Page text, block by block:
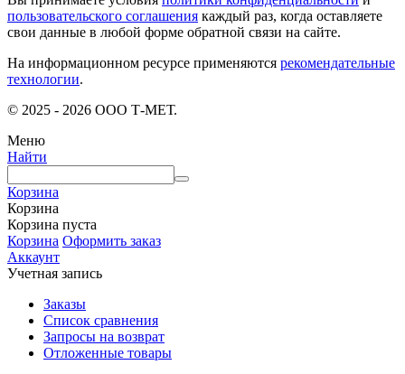
пользовательского соглашения каждый раз, когда оставляете
свои данные в любой форме обратной связи на сайте.
На информационном ресурсе применяются рекомендательные
технологии.
© 2025 - 2026 ООО Т-МЕТ.
Меню
Найти
Корзина
Корзина
Корзина пуста
Корзина Оформить заказ
Аккаунт
Учетная запись
Заказы
Список сравнения
Запросы на возврат
Отложенные товары